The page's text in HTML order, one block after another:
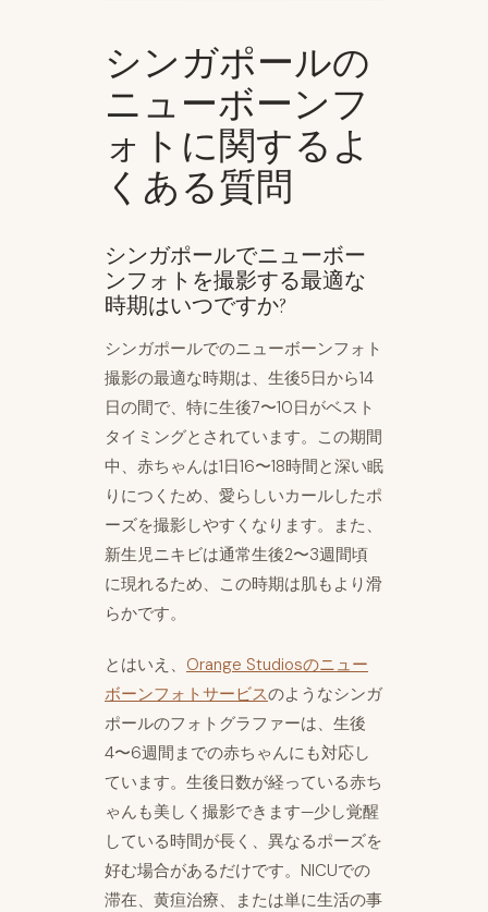
シンガポールの
ニューボーンフ
ォトに関するよ
くある質問
シンガポールでニューボー
ンフォトを撮影する最適な
時期はいつですか?
シンガポールでのニューボーンフォト
撮影の最適な時期は、生後5日から14
日の間で、特に生後7〜10日がベスト
タイミングとされています。この期間
中、赤ちゃんは1日16〜18時間と深い眠
りにつくため、愛らしいカールしたポ
ーズを撮影しやすくなります。また、
新生児ニキビは通常生後2〜3週間頃
に現れるため、この時期は肌もより滑
らかです。
とはいえ、 Orange Studiosのニュー
ボーンフォトサービスのようなシンガ
ポールのフォトグラファーは、生後
4〜6週間までの赤ちゃんにも対応し
ています。生後日数が経っている赤ち
ゃんも美しく撮影できます—少し覚醒
している時間が長く、異なるポーズを
好む場合があるだけです。NICUでの
滞在、黄疸治療、または単に生活の事